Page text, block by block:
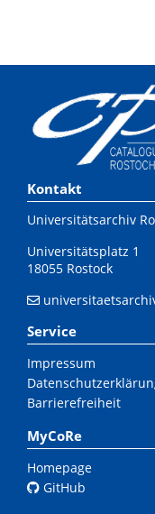
Kontakt
Universitätsarchiv
Universitätsplatz 1
18055 Rostock
Service
Impressum
Barrierefreiheit
MyCoRe
Homepage
GitHub